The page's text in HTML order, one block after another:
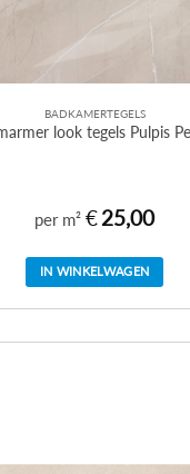
BADKAMERTEGELS
look tegels Pulpis
per m² €25,00
IN WINKELWAGEN